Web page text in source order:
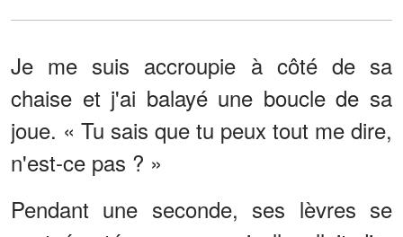
Je me suis accroupie à côté de sa
chaise et j'ai balayé une boucle de sa
joue. « Tu sais que tu peux tout me dire,
n'est-ce pas ? »
Pendant une seconde, ses lèvres se